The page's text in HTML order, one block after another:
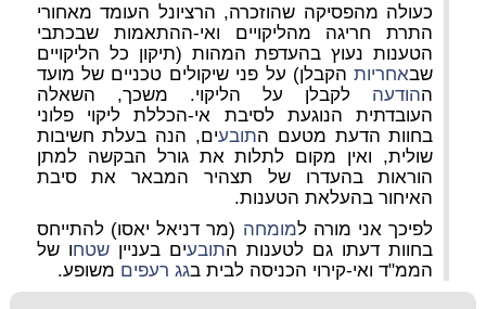
כעולה מהפסיקה שהוזכרה, הרציונל העומד מאחורי
התרת חריגה מהליקויים ואי-ההתאמות שבכתבי
הטענות נעוץ בהעדפת המהות (תיקון כל הליקויים
שבאחריותהקבלן) על פני שיקולים טכניים של מועד
ההודעה לקבלן על הליקוי. משכך, השאלה
העובדתית הנוגעת לסיבת אי-הכללת ליקוי פלוני
בחוות הדעת מטעם התובעים, הנה בעלת חשיבות
שולית, ואין מקום לתלות את גורל הבקשה למתן
הוראות בהעדרו של תצהיר המבאר את סיבת
האיחור בהעלאת הטענות.
לפיכך אני מורה למומחה (מר דניאל יאסו) להתייחס
בחוות דעתו גם לטענות התובעים בענייןשטחו של
הממ"ד ואי-קירוי הכניסה לבית בגג רעפים משופע.